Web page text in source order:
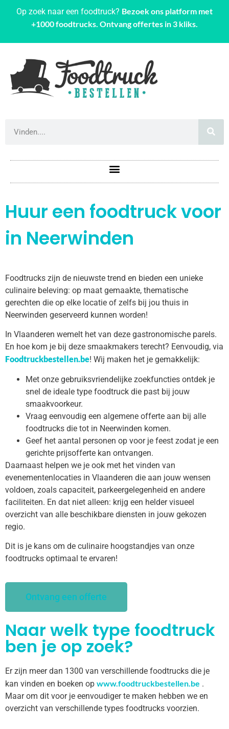
Op zoek naar een foodtruck? Bezoek ons platform met
+1000 foodtrucks. Ontvang offertes in 3 kliks.
Huur een foodtruck voor
in Neerwinden
Foodtrucks zijn de nieuwste trend en bieden een unieke
culinaire beleving: op maat gemaakte, thematische
gerechten die op elke locatie of zelfs bij jou thuis in
Neerwinden geserveerd kunnen worden!
In Vlaanderen wemelt het van deze gastronomische parels.
En hoe kom je bij deze smaakmakers terecht? Eenvoudig, via
Foodtruckbestellen.be! Wij maken het je gemakkelijk:
Met onze gebruiksvriendelijke zoekfuncties ontdek je
snel de ideale type foodtruck die past bij jouw
smaakvoorkeur.
Vraag eenvoudig een algemene offerte aan bij alle
foodtrucks die tot in Neerwinden komen.
Geef het aantal personen op voor je feest zodat je een
gerichte prijsofferte kan ontvangen.
Daarnaast helpen we je ook met het vinden van
evenementenlocaties in Vlaanderen die aan jouw wensen
voldoen, zoals capaciteit, parkeergelegenheid en andere
faciliteiten. En dat niet alleen: krijg een helder visueel
overzicht van alle beschikbare diensten in jouw gekozen
regio.
Dit is je kans om de culinaire hoogstandjes van onze
foodtrucks optimaal te ervaren!
Ontvang een offerte
Naar welk type foodtruck
ben je op zoek?
Er zijn meer dan 1300 van verschillende foodtrucks die je
kan vinden en boeken op www.foodtruckbestellen.be .
Maar om dit voor je eenvoudiger te maken hebben we en
overzicht van verschillende types foodtrucks voorzien.